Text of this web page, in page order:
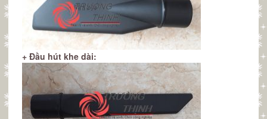
+ Đầu hút khe dài: